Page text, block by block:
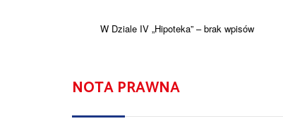
W Dziale IV „Hipoteka” – brak wpisów
NOTA PRAWNA